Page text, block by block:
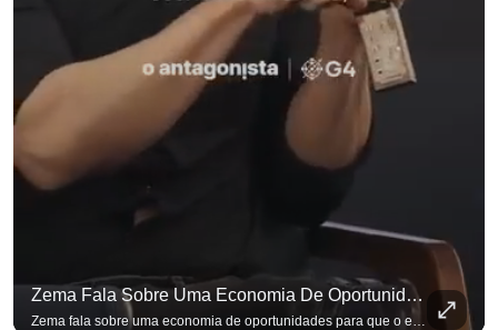
Zema Fala Sobre Uma Economia De Oportunidades Para O Empresário
Zema fala sobre uma economia de oportunidades para que o empresário brasileiro não precise sair do país para manter o crescimento do seu negócio. A primeira Sabatina Presidencial em que as perguntas não vieram de assessores, partidos ou jornalistas. Vieram de uma pesquisa com empresários brasileiros. Imposto, juro, custo de contratar. Cada candidato frente a frente com quem move a economia do país. Se você busca informação com credibilidade, inscreva-se agora e ative o